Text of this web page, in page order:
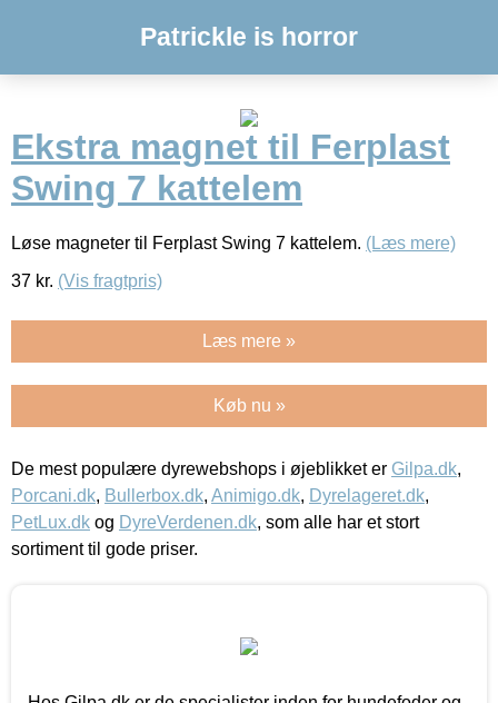
Patrickle is horror
Ekstra magnet til Ferplast
Swing 7 kattelem
Løse magneter til Ferplast Swing 7 kattelem. (Læs mere)
37 kr. (Vis fragtpris)
Læs mere »
Køb nu »
De mest populære dyrewebshops i øjeblikket er Gilpa.dk,
Porcani.dk, Bullerbox.dk, Animigo.dk, Dyrelageret.dk,
PetLux.dk og DyreVerdenen.dk, som alle har et stort
sortiment til gode priser.